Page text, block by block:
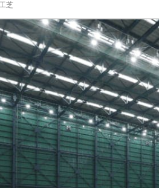
芝